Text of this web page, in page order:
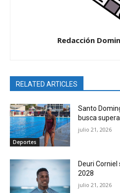
Redacción
RELATED ARTICLES
Deportes
Santo
busca
julio 21, 2026
Deuri
2028
julio 21, 2026